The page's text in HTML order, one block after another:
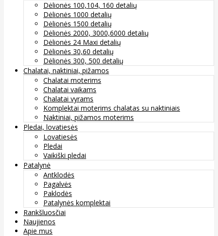
Dėlionės 100,104, 160 detalių
Dėlionės 1000 detalių
Dėlionės 1500 detalių
Dėlionės 2000, 3000,6000 detalių
Dėlionės 24 Maxi detalių
Dėlionės 30,60 detalių
Dėlionės 300, 500 detalių
Chalatai, naktiniai, pižamos
Chalatai moterims
Chalatai vaikams
Chalatai vyrams
Komplektai moterims chalatas su naktiniais
Naktiniai, pižamos moterims
Pledai, lovatiesės
Lovatiesės
Pledai
Vaikiški pledai
Patalynė
Antklodės
Pagalvės
Paklodės
Patalynės komplektai
Rankšluosčiai
Naujienos
Apie mus